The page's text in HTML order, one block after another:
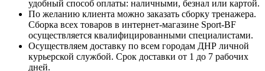
удобный способ оплаты: наличными, безнал или картой.
По желанию клиента можно заказать сборку тренажера.
Сборка всех товаров в интернет-магазине Sport-BF
осуществляется квалифицированными специалистами.
Осуществляем доставку по всем городам ДНР личной
курьерской службой. Срок доставки от 1 до 7 рабочих
дней.